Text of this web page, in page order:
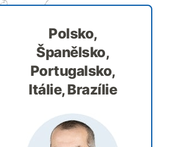
Polsko,
Španělsko,
Portugalsko,
Itálie, Brazílie